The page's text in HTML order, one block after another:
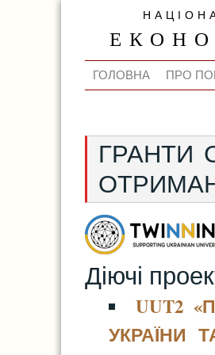
ГОЛОВНА ПРО
ГРАНТИ
Діючі
UUT2
УКРАЇНИ